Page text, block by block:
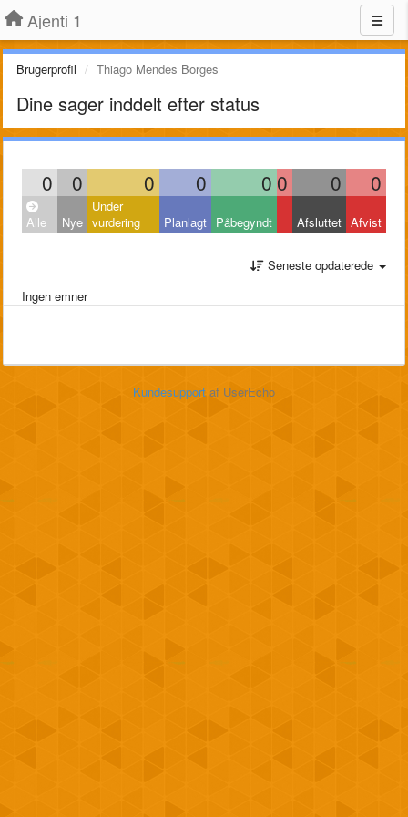
Ajenti 1
Brugerprofil Thiago Mendes Borges
Dine sager inddelt efter status
0 0 0 0 0 0 0 0
Alle Nye
Under
vurdering
Planlagt Påbegyndt Afsluttet Afvist
Seneste opdaterede
Ingen emner
Kundesupport af UserEcho